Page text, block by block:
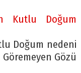
Kutlu Doğum
Doğum nedeni
Gözü